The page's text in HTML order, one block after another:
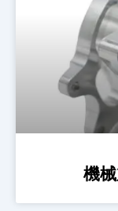
機